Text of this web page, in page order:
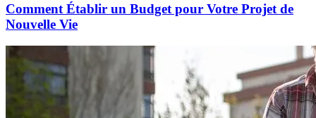
Comment Établir un Budget pour Votre Projet de
Nouvelle Vie